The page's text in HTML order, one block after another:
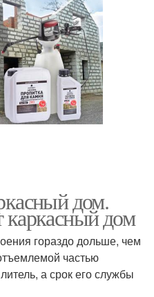
дом.
каркасный дом
гораздо дольше, чем
частью
а срок его службы